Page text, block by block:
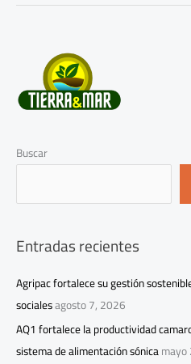
Buscar
Entradas recientes
Agripac fortalece su gestión
socialesagosto 7, 2026
AQ1 fortalece la productividad
sistema de alimentación sónica